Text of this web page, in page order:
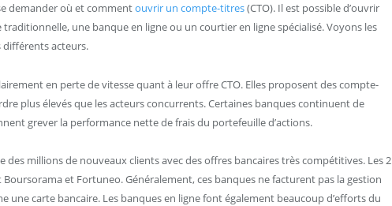
demander où et commentouvrir un compte-titres(CTO). Il est possible d’ouvrir
une banque en ligne ou un courtier en ligne spécialisé. Voyons les
différents acteurs.
en perte de vitesse quant à leur offre CTO. Elles proposent des compte-
plus élevés que les acteurs concurrents. Certaines banques continuent de
grever la performance nette de frais du portefeuille d’actions.
des millions de nouveaux clients avec des offres bancaires très compétitives. Les 2
et Fortuneo. Généralement, ces banques ne facturent pas la gestion
carte bancaire. Les banques en ligne font également beaucoup d’efforts du